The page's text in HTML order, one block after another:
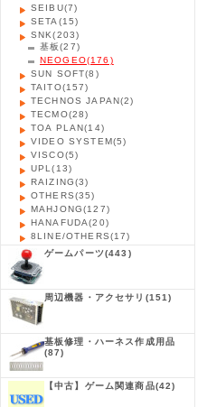
SEIBU(7)
SETA (15)
SNK(203)
基板(27)
NEOGEO(176)
SUN SOFT(8)
TAITO(157)
TECHNOS JAPAN(2)
TECMO(28)
TOA PLAN(14)
VIDEO SYSTEM(5)
VISCO(5)
UPL(13)
RAIZING(3)
OTHERS(35)
MAHJONG(127)
HANAFUDA(20)
8LINE/OTHERS(17)
ゲームパーツ(443)
周辺機器・アクセサリ (151)
基板修理・ハーネス作成用品
(87)
【中古】ゲーム関連商品(42)